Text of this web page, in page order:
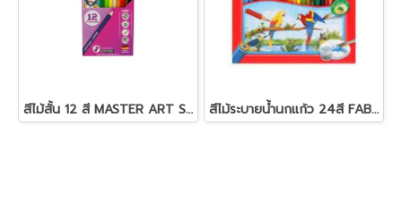
สีไม้สั้น 12 สี MASTER ART S-SERIES สีไม้ระบายน้ำนกแก้ว 24สี FABER-CASTELL